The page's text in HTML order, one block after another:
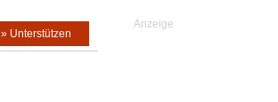
» Unterstützen